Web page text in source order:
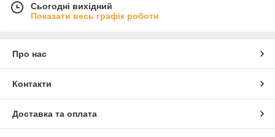
Сьогодні вихідний
Показати весь графік роботи
Про нас
Контакти
Доставка та оплата